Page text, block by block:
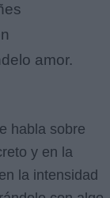
amor.
habla sobre
y en la
la intensidad